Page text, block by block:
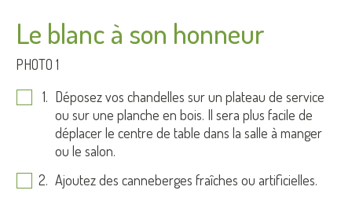
Le blanc à son honneur
PHOTO 1
Déposez vos chandelles sur un plateau de service
ou sur une planche en bois. Il sera plus facile de
déplacer le centre de table dans la salle à manger
ou le salon.
Ajoutez des canneberges fraîches ou artificielles.